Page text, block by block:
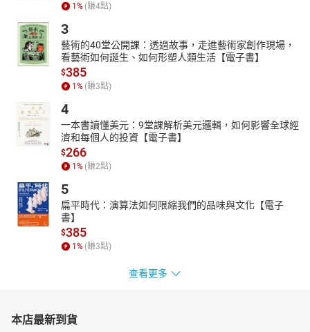
1 % (賺4點)
3
藝術的40堂公開課：透過故事，走進藝術家創作現場，
看藝術如何誕生、如何形塑人類生活【電子書】
$385
1 % (賺3點)
4
一本書讀懂美元：9堂課解析美元邏輯，如何影響全球經
濟和每個人的投資【電子書】
$266
1 % (賺2點)
5
扁平時代：演算法如何限縮我們的品味與文化【電子
書】
$385
1 % (賺3點)
查看更多
本店最新到貨